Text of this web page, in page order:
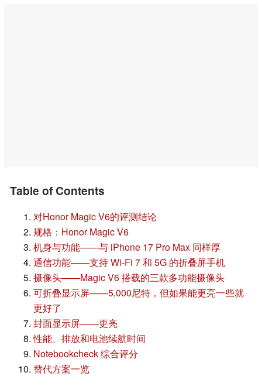
Table of Contents
对Honor Magic V6的评测结论
规格：Honor Magic V6
机身与功能——与 iPhone 17 Pro Max 同样厚
通信功能——支持 Wi-Fi 7 和 5G 的折叠屏手机
摄像头——Magic V6 搭载的三款多功能摄像头
可折叠显示屏——5,000尼特，但如果能更亮一些就
更好了
封面显示屏——更亮
性能、排放和电池续航时间
Notebookcheck 综合评分
替代方案一览